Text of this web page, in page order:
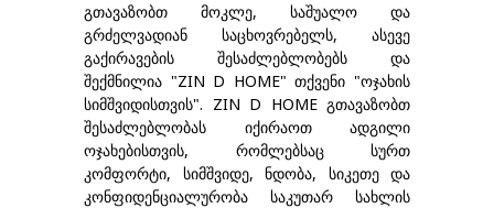
გთავაზობთ მოკლე, საშუალო და
გრძელვადიან საცხოვრებელს, ასევე
გაქირავების შესაძლებლობებს და
შექმნილია "ZIN D HOME" თქვენი "ოჯახის
სიმშვიდისთვის". ZIN D HOME გთავაზობთ
შესაძლებლობას იქირაოთ ადგილი
ოჯახებისთვის, რომლებსაც სურთ
კომფორტი, სიმშვიდე, ნდობა, სიკეთე და
კონფიდენციალურობა საკუთარ სახლის